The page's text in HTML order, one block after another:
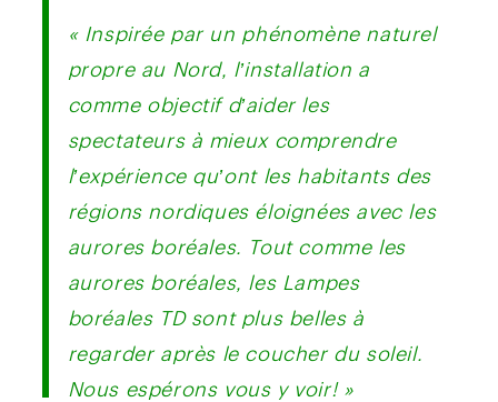
« Inspirée par un phénomène naturel
propre au Nord, l’installation a
comme objectif d’aider les
spectateurs à mieux comprendre
l’expérience qu’ont les habitants des
régions nordiques éloignées avec les
aurores boréales. Tout comme les
aurores boréales, les Lampes
boréales TD sont plus belles à
regarder après le coucher du soleil.
Nous espérons vous y voir! »